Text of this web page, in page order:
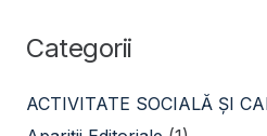
Categorii
ACTIVITATE SOCIALĂ ŞI